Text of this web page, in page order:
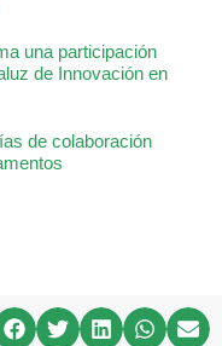
una participación
de Innovación en
de colaboración